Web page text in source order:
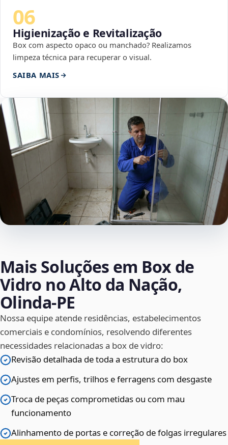
06
Higienização e Revitalização
Box com aspecto opaco ou manchado? Realizamos
limpeza técnica para recuperar o visual.
SAIBA MAIS
Mais Soluções em Box de
Vidro no Alto da Nação,
Olinda‑PE
Nossa equipe atende residências, estabelecimentos
comerciais e condomínios, resolvendo diferentes
necessidades relacionadas a box de vidro:
Revisão detalhada de toda a estrutura do box
Ajustes em perfis, trilhos e ferragens com desgaste
Troca de peças comprometidas ou com mau
funcionamento
Alinhamento de portas e correção de folgas irregulares